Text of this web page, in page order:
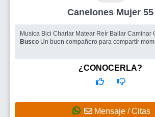
Canelones Mujer 55
Musica Bici Charlar Matear Reír
Busco Un buen compañero para compartir
¿CONOCERLA?
Mensaje / Citas